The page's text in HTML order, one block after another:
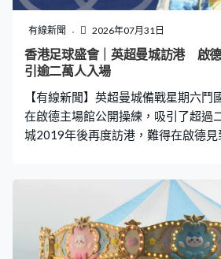
種，「主要呼籲安老院舍院友、65
歲但有長期病患（接種）。因看醫管
群組，感染後仍可出現併發症，或死
示，大部分人都曾感染新冠，再感染
有線新聞 2026年07月31日
香港足球盛會｜英超曼城訪港 啟
引逾二萬人入場
【有線新聞】英超曼城備戰星期六鬥
在啟德主場館公開操練，吸引了超過
城2019年後再度訪港，難得在啟德見
等主力都有隨隊，與教練練長傳。 球
入選英格蘭世界盃大軍名單中場科頓
港，特意弄了科頓與他兒子的橫幅支
小姐：「他兒子很可愛，科頓也很可